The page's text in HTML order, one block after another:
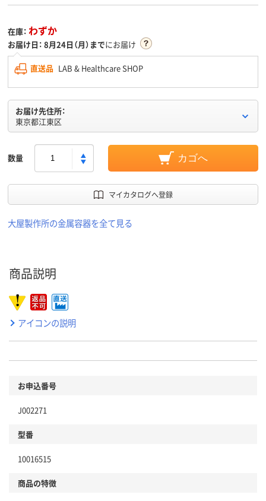
在庫： わずか
お届け日： 8月24日（月）までにお届け
直送品 LAB & Healthcare SHOP
お届け先住所：
東京都江東区
数量 カゴへ
マイカタログへ登録
大屋製作所の金属容器を全て見る
商品説明
アイコンの説明
お申込番号
J002271
型番
10016515
商品の特徴